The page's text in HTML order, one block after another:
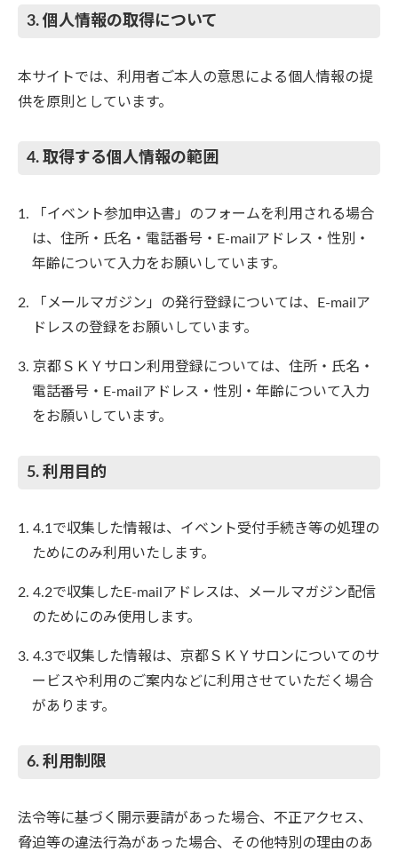
3. 個人情報の取得について
本サイトでは、利用者ご本人の意思による個人情報の提
供を原則としています。
4. 取得する個人情報の範囲
「イベント参加申込書」のフォームを利用される場合
は、住所・氏名・電話番号・E-mailアドレス・性別・
年齢について入力をお願いしています。
「メールマガジン」の発行登録については、E-mailア
ドレスの登録をお願いしています。
京都ＳＫＹサロン利用登録については、住所・氏名・
電話番号・E-mailアドレス・性別・年齢について入力
をお願いしています。
5. 利用目的
4.1で収集した情報は、イベント受付手続き等の処理の
ためにのみ利用いたします。
4.2で収集したE-mailアドレスは、メールマガジン配信
のためにのみ使用します。
4.3で収集した情報は、京都ＳＫＹサロンについてのサ
ービスや利用のご案内などに利用させていただく場合
があります。
6. 利用制限
法令等に基づく開示要請があった場合、不正アクセス、
脅迫等の違法行為があった場合、その他特別の理由のあ